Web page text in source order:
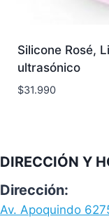
Silicone Rosé,
ultrasónico
$31.990
DIRECCIÓN Y
Dirección:
Av. Apoquindo